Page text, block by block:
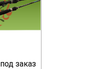
под заказ